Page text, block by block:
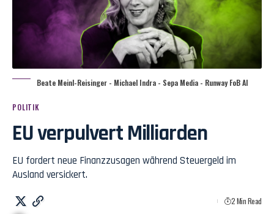
Beate Meinl-Reisinger - Michael Indra - Sepa Media - Runway FoB AI
POLITIK
EU verpulvert Milliarden
EU fordert neue Finanzzusagen während Steuergeld im
Ausland versickert.
2 Min Read